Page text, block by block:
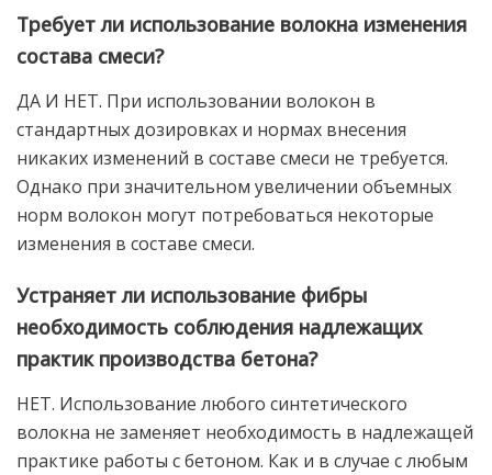
Требует ли использование волокна изменения
состава смеси?
ДА И НЕТ. При использовании волокон в
стандартных дозировках и нормах внесения
никаких изменений в составе смеси не требуется.
Однако при значительном увеличении объемных
норм волокон могут потребоваться некоторые
изменения в составе смеси.
Устраняет ли использование фибры
необходимость соблюдения надлежащих
практик производства бетона?
НЕТ. Использование любого синтетического
волокна не заменяет необходимость в надлежащей
практике работы с бетоном. Как и в случае с любым